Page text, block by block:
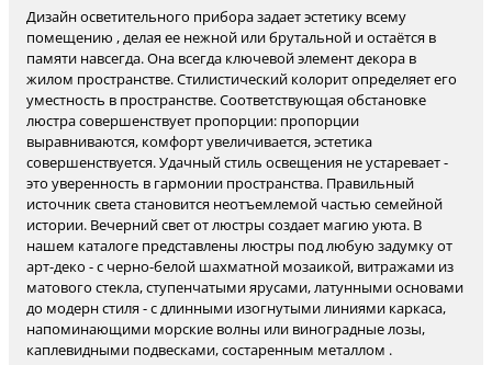
Дизайн осветительного прибора задает эстетику всему
помещению , делая ее нежной или брутальной и остаётся в
памяти навсегда. Она всегда ключевой элемент декора в
жилом пространстве. Стилистический колорит определяет его
уместность в пространстве. Соответствующая обстановке
люстра совершенствует пропорции: пропорции
выравниваются, комфорт увеличивается, эстетика
совершенствуется. Удачный стиль освещения не устаревает -
это уверенность в гармонии пространства. Правильный
источник света становится неотъемлемой частью семейной
истории. Вечерний свет от люстры создает магию уюта. В
нашем каталоге представлены люстры под любую задумку от
арт-деко - с черно-белой шахматной мозаикой, витражами из
матового стекла, ступенчатыми ярусами, латунными основами
до модерн стиля - с длинными изогнутыми линиями каркаса,
напоминающими морские волны или виноградные лозы,
каплевидными подвесками, состаренным металлом .